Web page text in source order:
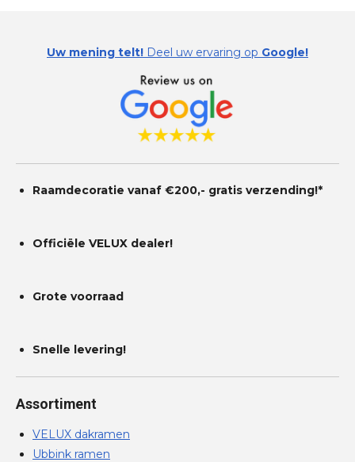
Uw mening telt! Deel uw ervaring op Google!
Raamdecoratie vanaf €200,- gratis verzending!*
Officiële VELUX dealer!
Grote voorraad
Snelle levering!
Assortiment
VELUX dakramen
Ubbink ramen